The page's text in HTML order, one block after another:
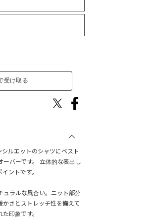
受け取る
ルエットのシャツにベスト
バーです。 立体的な表出し
ントです。
ュラルな風合い。ニット部分
さとストレッチ性を備えて
印象です。